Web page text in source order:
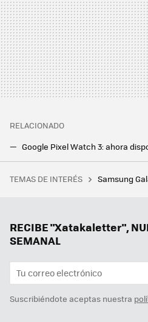
RELACIONADO
TEMAS DE INTERÉS Samsung
RECIBE "Xatakaletter",
SEMANAL
Suscribiéndote aceptas nuestra